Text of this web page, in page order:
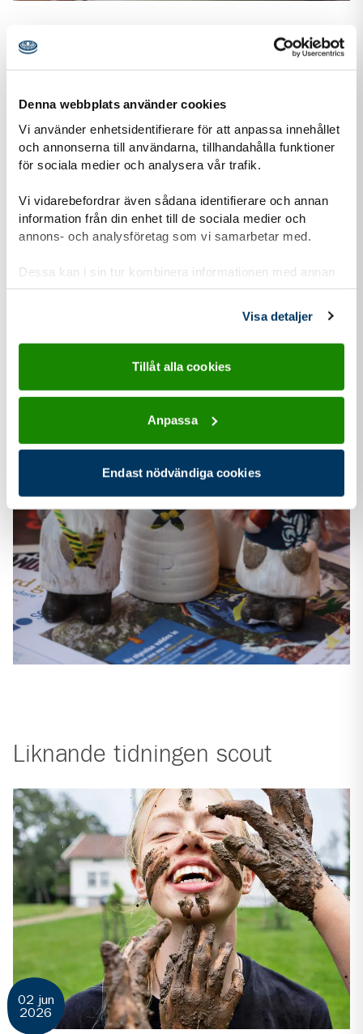
Denna webbplats använder cookies
Vi använder enhetsidentifierare för att anpassa innehållet
och annonserna till användarna, tillhandahålla funktioner
för sociala medier och analysera vår trafik.
Vi vidarebefordrar även sådana identifierare och annan
information från din enhet till de sociala medier och
annons- och analysföretag som vi samarbetar med.
Dessa kan i sin tur kombinera informationen med annan
information som du har tillhandahållit eller som de har
Visa detaljer
Tillåt alla cookies
Anpassa
Endast nödvändiga cookies
Klart! Om du vill kan du lacka. Men om figuren inte
blir blöt eller slits för mycket behövs det inte.
olika färger, en scout-tshirt eller varför inte en hel
outfit komplett med friluftsbyxor!
Liknande tidningen scout
02 jun
2026